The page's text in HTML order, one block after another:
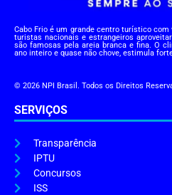
Cabo Frio é um grande centro turístico
turistas nacionais e estrangeiros
são famosas pela areia branca e fina. O
ano inteiro e quase não chove, estimula
© 2026 NPI Brasil. Todos os Direitos
SERVIÇOS
Transparência
IPTU
Concursos
ISS